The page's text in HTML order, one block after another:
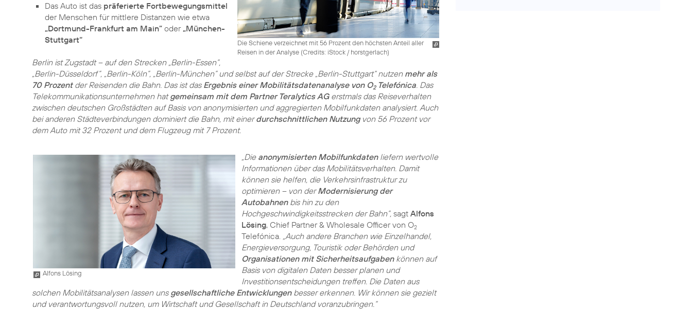
Die Schiene verzeichnet mit 56 Prozent den höchsten Anteil aller
Reisen in der Analyse (Credits: iStock / horstgerlach)
Das Auto ist das präferierte Fortbewegungsmittel
der Menschen für mittlere Distanzen wie etwa
„Dortmund-Frankfurt am Main” oder„München-
Stuttgart“
Berlin ist Zugstadt – auf den Strecken „Berlin-Essen”,
„Berlin-Düsseldorf”, „Berlin-Köln”, „Berlin-München” und selbst auf der Strecke „Berlin-Stuttgart“ nutzen mehr als
70 Prozentder Reisenden die Bahn. Das ist das Ergebnis einer Mobilitätsdatenanalyse von O2Telefónica. Das
Telekommunikationsunternehmen hatgemeinsam mit dem Partner Teralytics AGerstmals das Reiseverhalten
zwischen deutschen Großstädten auf Basis von anonymisierten und aggregierten Mobilfunkdaten analysiert. Auch
bei anderen Städteverbindungen dominiert die Bahn, mit einerdurchschnittlichen Nutzungvon 56 Prozent vor
dem Auto mit 32 Prozent und dem Flugzeug mit 7 Prozent.
Alfons Lösing
„Die anonymisierten Mobilfunkdatenliefern wertvolle
Informationen über das Mobilitätsverhalten. Damit
können sie helfen, die Verkehrsinfrastruktur zu
optimieren – von derModernisierung der
Autobahnenbis hin zu den
Hochgeschwindigkeitsstrecken der Bahn”,sagt Alfons
Lösing, Chief Partner & Wholesale Officer von O2
Telefónica. „Auch andere Branchen wie Einzelhandel,
Energieversorgung, Touristik oder Behörden und
Organisationen mit Sicherheitsaufgabenkönnen auf
Basis von digitalen Daten besser planen und
Investitionsentscheidungen treffen. Die Daten aus
solchen Mobilitätsanalysen lassen uns gesellschaftliche Entwicklungenbesser erkennen. Wir können sie gezielt
und verantwortungsvoll nutzen, um Wirtschaft und Gesellschaft in Deutschland voranzubringen.“